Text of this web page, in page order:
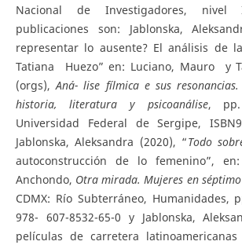
Nacional de Investigadores,
publicaciones son: Jablonska,
representar lo ausente? El análisis de
Tatiana Huezo” en: Luciano, Mauro y
(orgs),Aná- lise fílmica e sus
historia, literatura y psicoanálise, pp.
Universidad Federal de Sergipe,
Jablonska, Aleksandra (2020), “Todo
autoconstrucción de lo femenino”,
Anchondo, Otra mirada. Mujeres en
CDMX: Río Subterráneo, Humanidades,
978- 607-8532-65-0 y Jablonska,
películas de carretera